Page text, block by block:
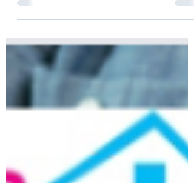
octobre 2024 par les évaluateurs: aucun
écart aux 18 critères impératifs définis par
la HAS chapitre 1 La personne
accompagnée: 3,85 / 4 chapitre 2 les
professionnels: 3,89 / 4 chapitre 3 la
gouvernance: 3,97 / 4 Ces résultats ont été
récemment communiqués par la HAS sur
Qualiscope. Ils valorisent une prise en
charge optimisée avec des équipes
investies, qui sont le reflet de notre